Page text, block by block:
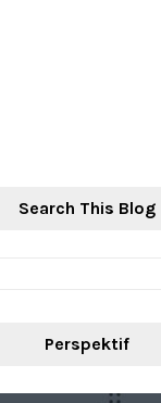
Search This Blog
Perspektif